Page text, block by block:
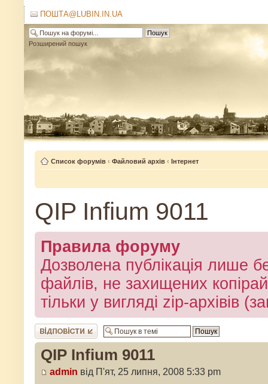
ПОШТА@LUBIN.IN.UA
Розширений пошук
Список форумів ‹ Файловий архів ‹ Інтернет
QIP Infium 9011
Правила форуму
Дозволена публікація лише
файлів, не захищених
тільки у вигляді zip-архівів
Відповісти
QIP Infium 9011
admin від П'ят, 25 липня, 2008 5:33 pm